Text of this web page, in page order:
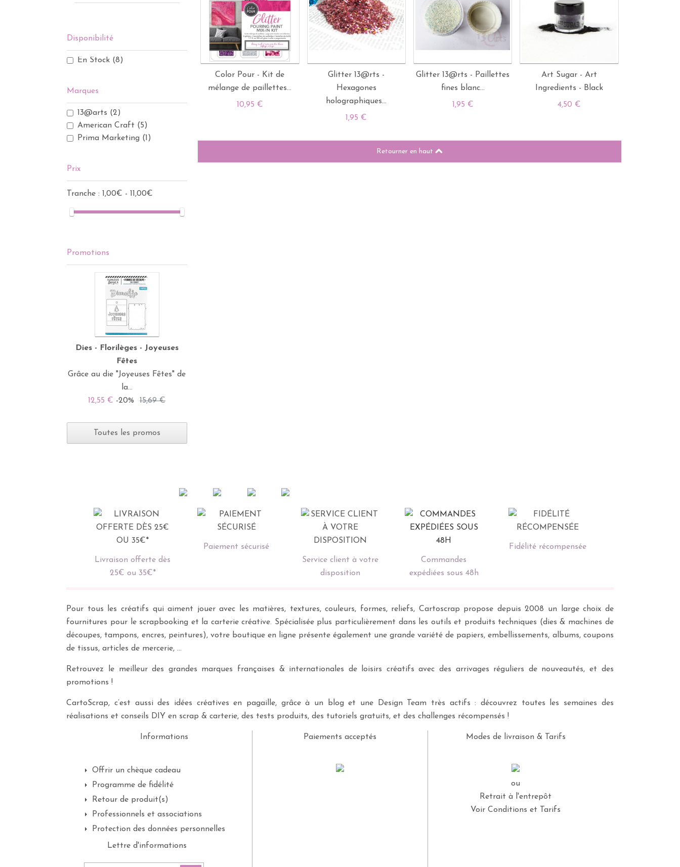
Color Pour - Kit de
mélange de paillettes...
10,95 €
Glitter 13@rts -
Hexagones
holographiques...
1,95 €
Glitter 13@rts - Paillettes
fines blanc...
1,95 €
Art Sugar - Art
Ingredients - Black
4,50 €
Retourner en haut
Disponibilité
En Stock (8)
Marques
13@arts (2)
American Craft (5)
Prima Marketing (1)
Prix
Tranche : 1,00€ - 11,00€
Promotions
Dies - Florilèges - Joyeuses
Fêtes
Grâce au die "Joyeuses Fêtes" de
la...
12,55 € -20% 15,69 €
Toutes les promos
Livraison offerte dès
25€ ou 35€*
Paiement sécurisé
Service client à votre
disposition
Commandes
expédiées sous 48h
Fidélité récompensée
Pour tous les créatifs qui aiment jouer avec les matières, textures, couleurs, formes, reliefs, Cartoscrap propose depuis 2008 un large choix de
fournitures pour le scrapbooking et la carterie créative. Spécialisée plus particulièrement dans les outils et produits techniques (dies & machines de
découpes, tampons, encres, peintures), votre boutique en ligne présente également une grande variété de papiers, embellissements, albums, coupons
de tissus, articles de mercerie, …
Retrouvez le meilleur des grandes marques françaises & internationales de loisirs créatifs avec des arrivages réguliers de nouveautés, et des
promotions !
CartoScrap, c’est aussi des idées créatives en pagaille, grâce à un blog et une Design Team très actifs : découvrez toutes les semaines des
réalisations et conseils DIY en scrap & carterie, des tests produits, des tutoriels gratuits, et des challenges récompensés !
Informations
Offrir un chèque cadeau
Programme de fidélité
Retour de produit(s)
Professionnels et associations
Protection des données personnelles
Paiements acceptés Modes de livraison & Tarifs
ou
Retrait à l'entrepôt
Voir Conditions et Tarifs
Lettre d'informations